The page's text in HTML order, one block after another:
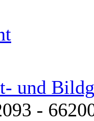
und
-